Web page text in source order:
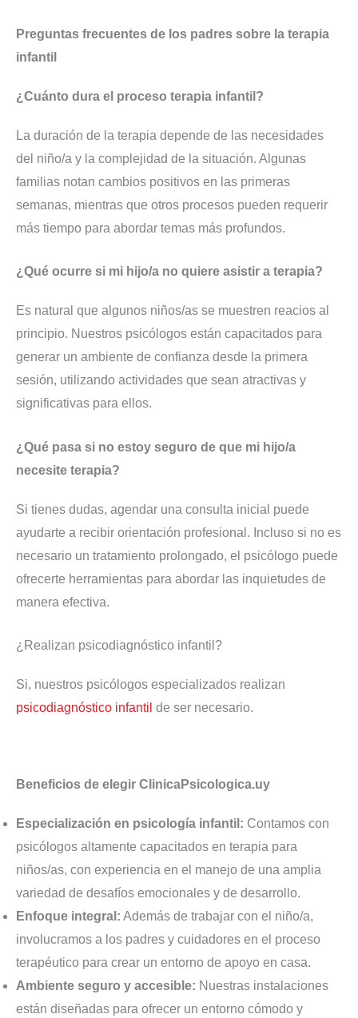
Preguntas frecuentes de los padres sobre la terapia
infantil
¿Cuánto dura el proceso terapia infantil?
La duración de la terapia depende de las necesidades
del niño/a y la complejidad de la situación. Algunas
familias notan cambios positivos en las primeras
semanas, mientras que otros procesos pueden requerir
más tiempo para abordar temas más profundos.
¿Qué ocurre si mi hijo/a no quiere asistir a terapia?
Es natural que algunos niños/as se muestren reacios al
principio. Nuestros psicólogos están capacitados para
generar un ambiente de confianza desde la primera
sesión, utilizando actividades que sean atractivas y
significativas para ellos.
¿Qué pasa si no estoy seguro de que mi hijo/a
necesite terapia?
Si tienes dudas, agendar una consulta inicial puede
ayudarte a recibir orientación profesional. Incluso si no es
necesario un tratamiento prolongado, el psicólogo puede
ofrecerte herramientas para abordar las inquietudes de
manera efectiva.
¿Realizan psicodiagnóstico infantil?
Si, nuestros psicólogos especializados realizan
psicodiagnóstico infantil de ser necesario.
Beneficios de elegir ClinicaPsicologica.uy
Especialización en psicología infantil: Contamos con
psicólogos altamente capacitados en terapia para
niños/as, con experiencia en el manejo de una amplia
variedad de desafíos emocionales y de desarrollo.
Enfoque integral: Además de trabajar con el niño/a,
involucramos a los padres y cuidadores en el proceso
terapéutico para crear un entorno de apoyo en casa.
Ambiente seguro y accesible: Nuestras instalaciones
están diseñadas para ofrecer un entorno cómodo y